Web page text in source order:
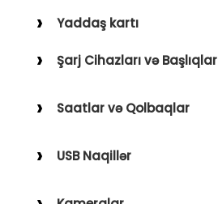
Qulaqüstü
Yaddaş kartı
Şarj Cihazları və Başlıqlar
Saatlar və Qolbaqlar
Saat Qolbaqları
USB Naqillər